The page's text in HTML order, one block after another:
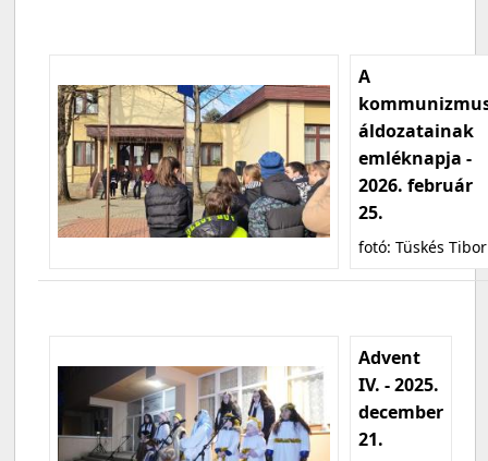
A
áldozatainak
emléknapja -
2026. február
25.
fotó: Tüskés Tibor
Advent
IV. - 2025.
december
21.